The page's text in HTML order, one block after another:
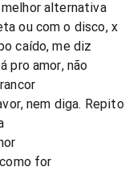
alternativa
ou com o disco, x
caído, me diz
pro amor, não
nem diga. Repito
for